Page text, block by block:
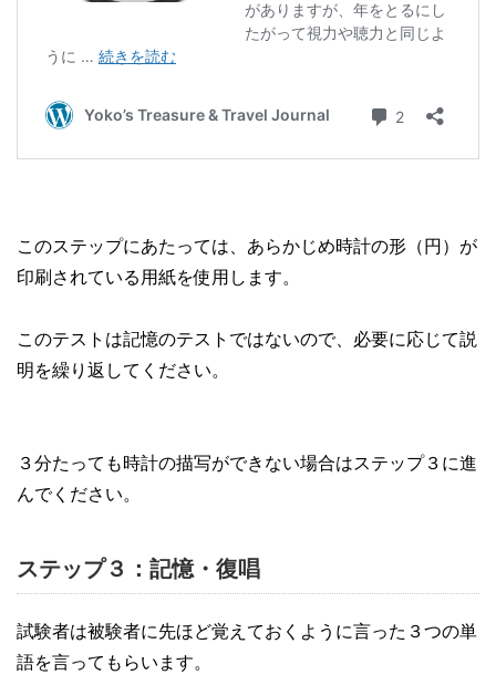
このステップにあたっては、あらかじめ時計の形（円）が
印刷されている用紙を使用します。
このテストは記憶のテストではないので、必要に応じて説
明を繰り返してください。
３分たっても時計の描写ができない場合はステップ３に進
んでください。
ステップ３：記憶・復唱
試験者は被験者に先ほど覚えておくように言った３つの単
語を言ってもらいます。